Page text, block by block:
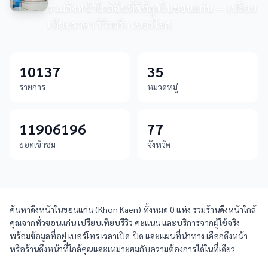
รวมดึงหน้าใกล้ฉันที่ดีที่สุดในขอนแก่น — เปรียบ
เทียบราคา รีวิวจริง เบอร์โทร
10137
รายการ
35
หมวดหมู่
11906196
ยอดเข้าชม
77
จังหวัด
ค้นหาดึงหน้าในขอนแก่น (Khon Kaen) ทั้งหมด 0 แห่ง รวมร้านดึงหน้าใกล้
คุณจากทั่วขอนแก่น เปรียบเทียบรีวิว คะแนน และบริการจากผู้ใช้จริง
พร้อมข้อมูลที่อยู่ เบอร์โทร เวลาเปิด-ปิด และแผนที่นำทาง เลือกดึงหน้า
หรือร้านดึงหน้าที่ใกล้คุณและเหมาะสมกับความต้องการได้ในที่เดียว